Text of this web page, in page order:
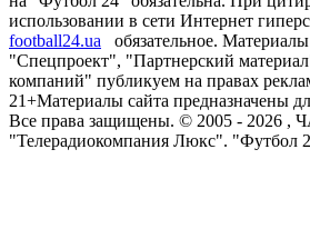
использовании в сети Интернет
football24.ua
обязательное.
"Спецпроект", "Партнерский
компаний" публикуем на правах
21+Материалы сайта предназначены
Все права защищены. © 2005 - 2026 ,
"Телерадиокомпания Люкс". "Футбол